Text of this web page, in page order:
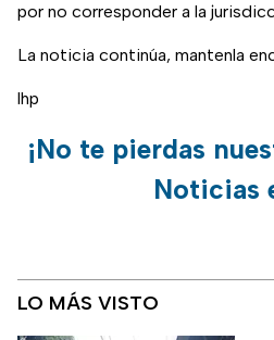
por no corresponder a la
La noticia continúa, mantenla
lhp
¡No te pierdas
Noticias
LO MÁS VISTO